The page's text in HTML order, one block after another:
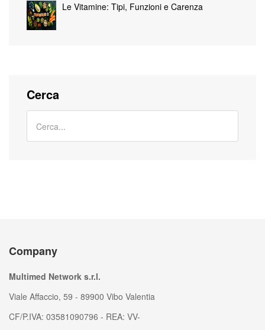
Le Vitamine: Tipi, Funzioni e Carenza
Cerca
Company
Multimed Network s.r.l.
Viale Affaccio, 59 - 89900 Vibo Valentia
CF/P.IVA: 03581090796 - REA: VV-